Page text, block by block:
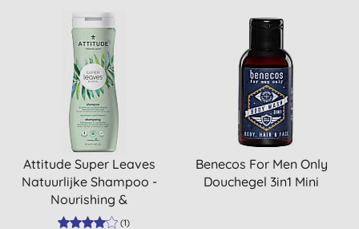
Attitude Super Leaves
Natuurlijke Shampoo -
Nourishing &
Strengthen...
(1)
Benecos For Men Only
Douchegel 3in1 Mini